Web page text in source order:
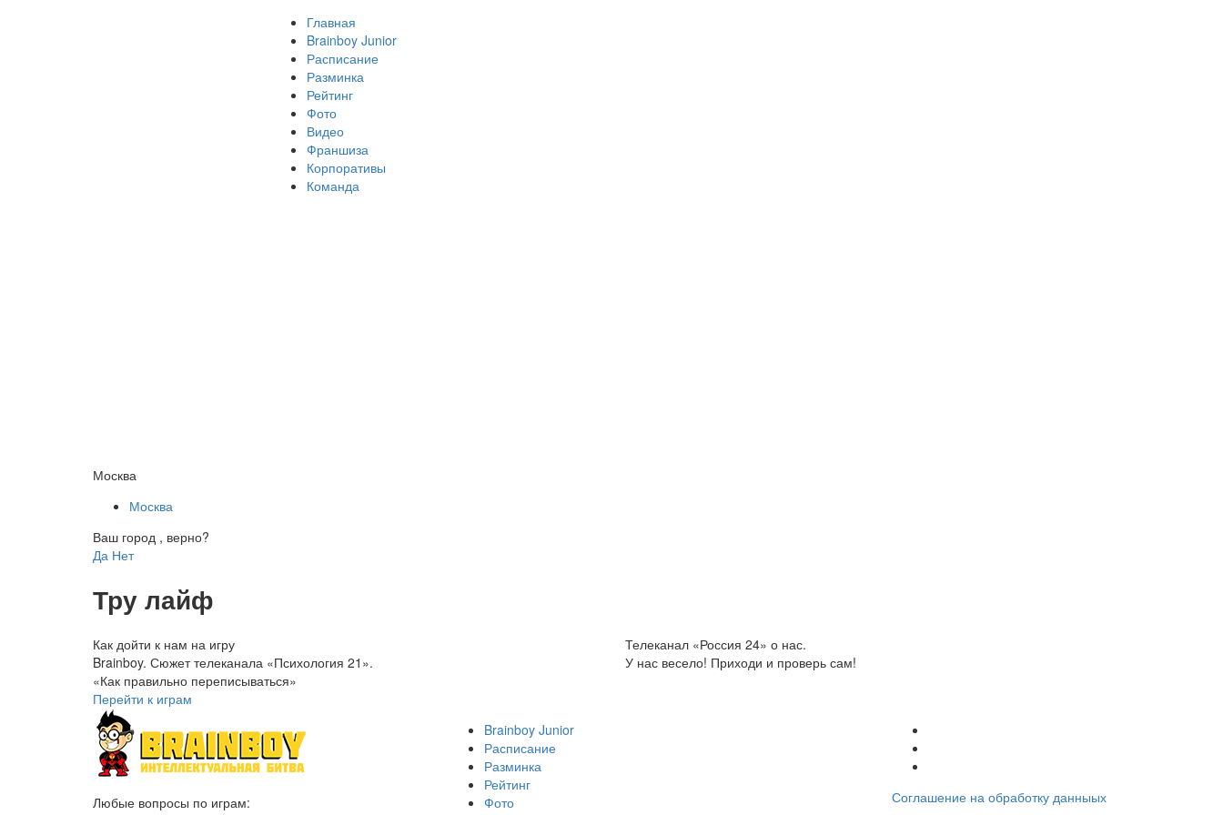
Москва
Москва
Ваш город , верно?
Да Нет
Главная
Brainboy Junior
Расписание
Разминка
Рейтинг
Фото
Видео
Франшиза
Корпоративы
Команда
Тру лайф
Как дойти к нам на игру
Телеканал «Россия 24» о нас.
Brainboy. Сюжет телеканала «Психология 21».
У нас весело! Приходи и проверь сам!
«Как правильно переписываться»
Перейти к играм
Любые вопросы по играм:
Brainboy Junior
Расписание
Разминка
Рейтинг
Фото
Соглашение на обработку данныых